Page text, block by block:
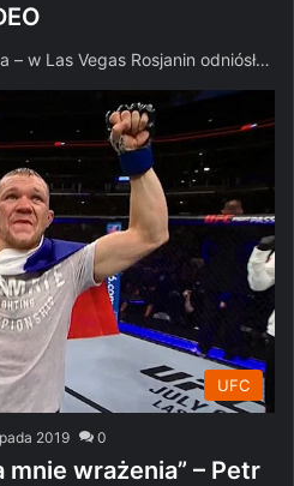
– w Las Vegas Rosjanin odniósł…
UFC
2019 0
mnie wrażenia” – Petr